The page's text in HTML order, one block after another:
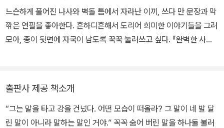
느슨하게 풀어진 나사와 벽돌 틈에서 자라난 이끼, 쓰다 만 문장과 막
깎은 연필을 좋아한다. 흔하디흔해서 도리어 희미한 이야기들을 그러
모아, 종이 뒷면에 자국이 남도록 꾹꾹 눌러쓰고 싶다. 『완벽한 사과
출판사 제공 책소개
“그는 말을 타고 강을 건넜다. 어떤 모습이 떠올라? 그 말이 네 발 달
린 말이 아니라 말하는 말인 거야.” 꼭꼭 숨어 버린 말을 하나둘 불러